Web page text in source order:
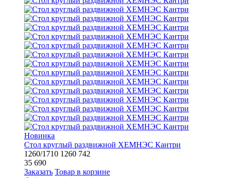
Новинка
Стол круглый раздвижной ХЕМНЭС Кантри
1260/1710 1260 742
35 690
Заказать Товар в корзине